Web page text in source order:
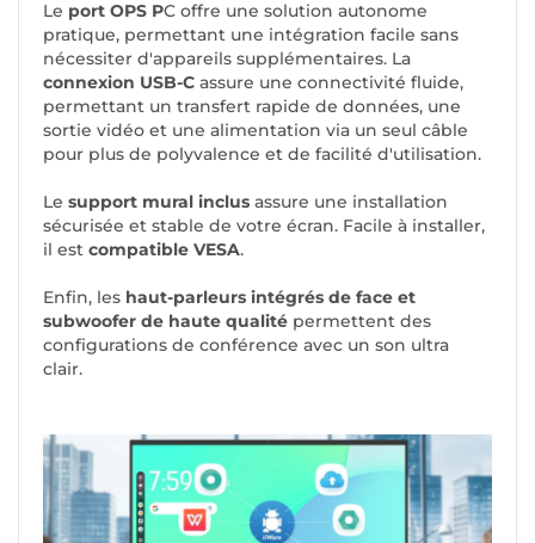
Le port OPS PC offre une solution autonome
pratique, permettant une intégration facile sans
nécessiter d'appareils supplémentaires. La
connexion USB-C assure une connectivité fluide,
permettant un transfert rapide de données, une
sortie vidéo et une alimentation via un seul câble
pour plus de polyvalence et de facilité d'utilisation.
Le support mural inclus assure une installation
sécurisée et stable de votre écran. Facile à installer,
il est compatible VESA.
Enfin, les haut-parleurs intégrés de face et
subwoofer de haute qualité permettent des
configurations de conférence avec un son ultra
clair.